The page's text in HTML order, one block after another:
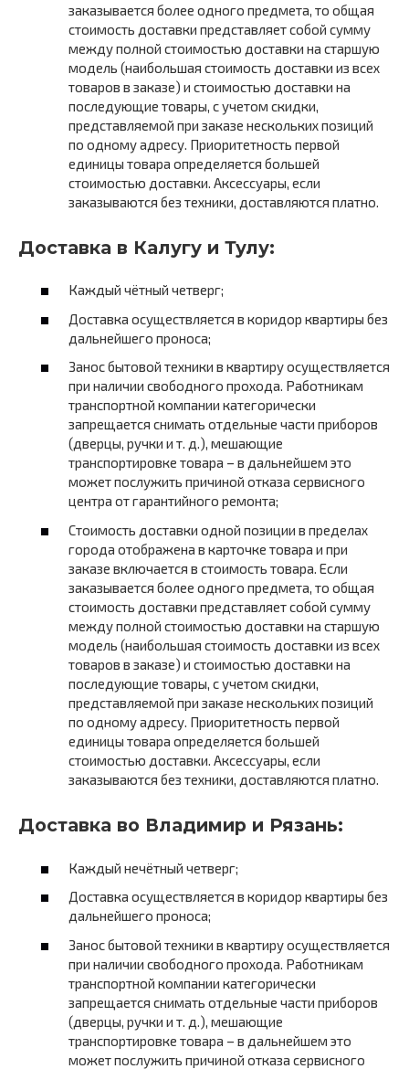
заказывается более одного предмета, то общая
стоимость доставки представляет собой сумму
между полной стоимостью доставки на старшую
модель (наибольшая стоимость доставки из всех
товаров в заказе) и стоимостью доставки на
последующие товары, с учетом скидки,
представляемой при заказе нескольких позиций
по одному адресу. Приоритетность первой
единицы товара определяется большей
стоимостью доставки. Аксессуары, если
заказываются без техники, доставляются платно.
Доставка в Калугу и Тулу:
Каждый чётный четверг;
Доставка осуществляется в коридор квартиры без
дальнейшего проноса;
Занос бытовой техники в квартиру осуществляется
при наличии свободного прохода. Работникам
транспортной компании категорически
запрещается снимать отдельные части приборов
(дверцы, ручки и т. д.), мешающие
транспортировке товара – в дальнейшем это
может послужить причиной отказа сервисного
центра от гарантийного ремонта;
Стоимость доставки одной позиции в пределах
города отображена в карточке товара и при
заказе включается в стоимость товара. Если
заказывается более одного предмета, то общая
стоимость доставки представляет собой сумму
между полной стоимостью доставки на старшую
модель (наибольшая стоимость доставки из всех
товаров в заказе) и стоимостью доставки на
последующие товары, с учетом скидки,
представляемой при заказе нескольких позиций
по одному адресу. Приоритетность первой
единицы товара определяется большей
стоимостью доставки. Аксессуары, если
заказываются без техники, доставляются платно.
Доставка во Владимир и Рязань:
Каждый нечётный четверг;
Доставка осуществляется в коридор квартиры без
дальнейшего проноса;
Занос бытовой техники в квартиру осуществляется
при наличии свободного прохода. Работникам
транспортной компании категорически
запрещается снимать отдельные части приборов
(дверцы, ручки и т. д.), мешающие
транспортировке товара – в дальнейшем это
может послужить причиной отказа сервисного